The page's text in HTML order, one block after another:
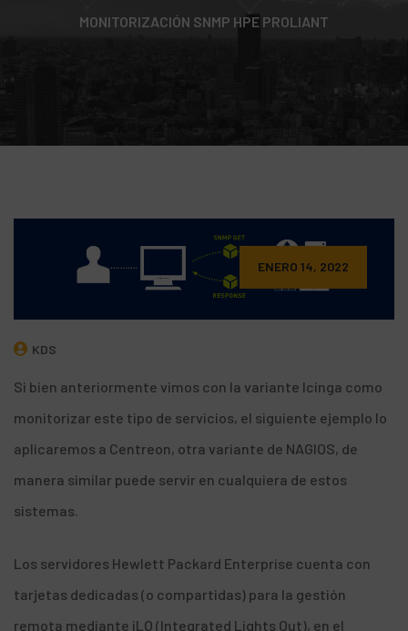
MONITORIZACIÓN SNMP HPE PROLIANT
ENERO 14, 2022
KDS
Si bien anteriormente vimos con la variante Icinga como
monitorizar este tipo de servicios, el siguiente ejemplo lo
aplicaremos a Centreon, otra variante de NAGIOS, de
manera similar puede servir en cualquiera de estos
sistemas.
Los servidores Hewlett Packard Enterprise cuenta con
tarjetas dedicadas (o compartidas) para la gestión
remota mediante iLO (Integrated Lights Out), en el